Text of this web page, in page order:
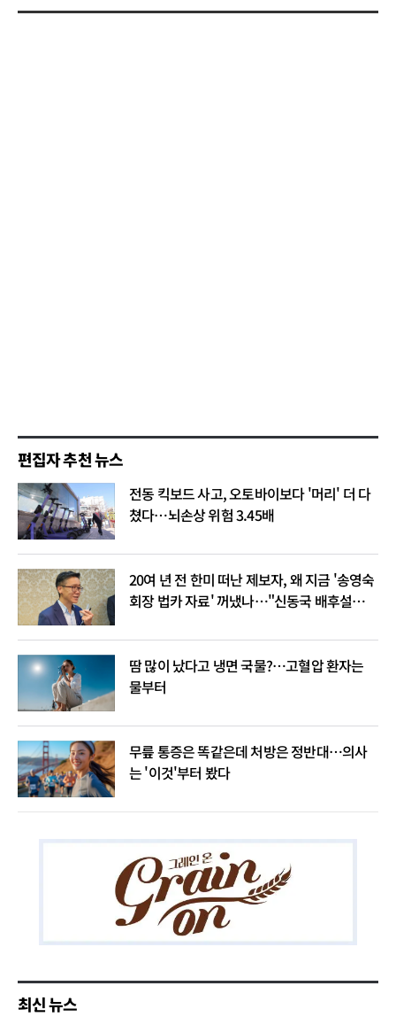
편집자 추천 뉴스
전동 킥보드 사고, 오토바이보다 '머리' 더 다
쳤다…뇌손상 위험 3.45배
20여 년 전 한미 떠난 제보자, 왜 지금 '송영숙
회장 법카 자료' 꺼냈나…"신동국 배후설은
땀 많이 났다고 냉면 국물?…고혈압 환자는
물부터
무릎 통증은 똑같은데 처방은 정반대…의사
는 '이것'부터 봤다
최신 뉴스